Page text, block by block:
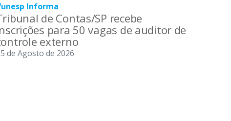
Informa
de Contas/SP recebe
para 50 vagas de auditor de
externo
de Agosto de 2026